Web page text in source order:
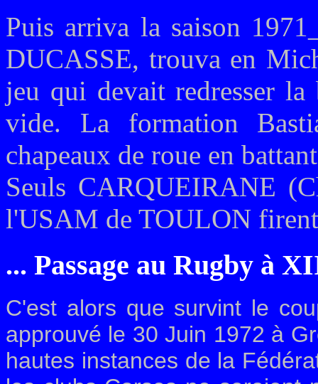
Puis arriva la saison
DUCASSE, trouva en
jeu qui devait redresser la
vide. La formation
chapeaux de roue en
Seuls CARQUEIRANE
l'USAM de TOULON
... Passage au Rugby à
C'est alors que survint le
approuvé le 30 Juin 1972 à
hautes instances de la